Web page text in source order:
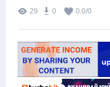
29
0 0.0/0